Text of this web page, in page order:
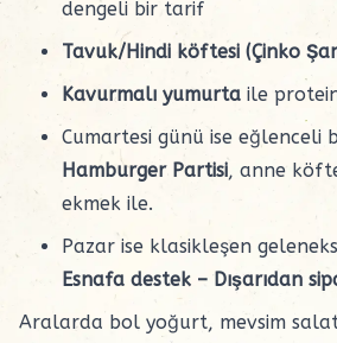
dengeli bir tarif
Tavuk/Hindi köftesi (Çinko
Kavurmalı yumurta ile
Cumartesi günü ise eğlenceli
Hamburger Partisi, anne
ekmek ile.
Pazar ise klasikleşen
Esnafa destek – Dışarıdan
Aralarda bol yoğurt, mevsim